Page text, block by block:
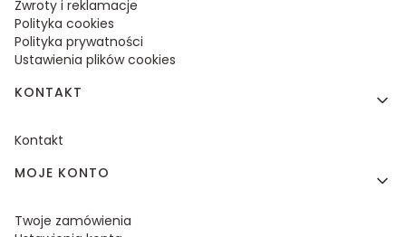
Zwroty i reklamacje
Polityka cookies
Polityka prywatności
Ustawienia plików cookies
KONTAKT
Kontakt
MOJE KONTO
Twoje zamówienia